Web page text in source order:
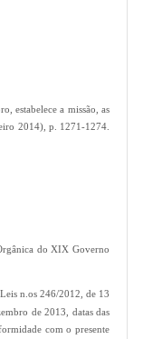
estabelece a missão, as
2014), p. 1271-1274.
do XIX Governo
n.os 246/2012, de 13
de 2013, datas das
com o presente